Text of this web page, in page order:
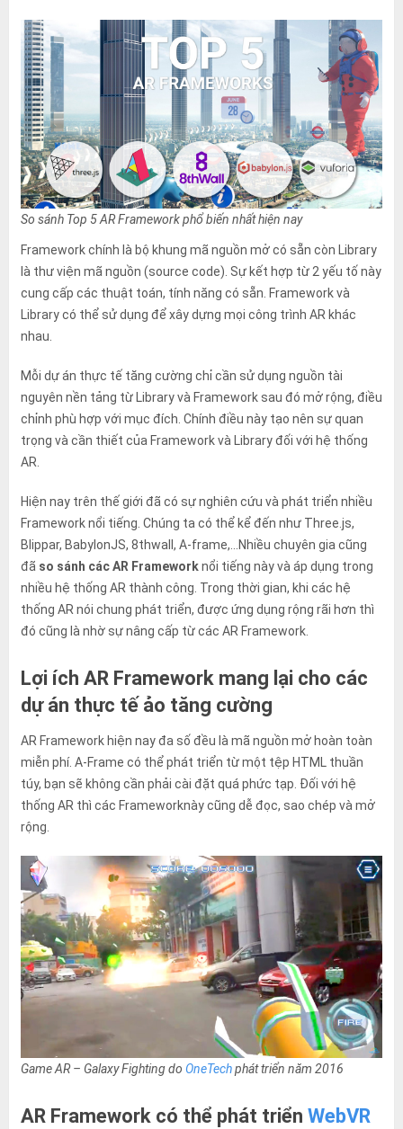
So sánh Top 5 AR Framework phổ biến nhất hiện nay
Framework chính là bộ khung mã nguồn mở có sẵn còn Library
là thư viện mã nguồn (source code). Sự kết hợp từ 2 yếu tố này
cung cấp các thuật toán, tính năng có sẵn. Framework và
Library có thể sử dụng để xây dựng mọi công trình AR khác
nhau.
Mỗi dự án thực tế tăng cường chỉ cần sử dụng nguồn tài
nguyên nền tảng từ Library và Framework sau đó mở rộng, điều
chỉnh phù hợp với mục đích. Chính điều này tạo nên sự quan
trọng và cần thiết của Framework và Library đối với hệ thống
AR.
Hiện nay trên thế giới đã có sự nghiên cứu và phát triển nhiều
Framework nổi tiếng. Chúng ta có thể kể đến như Three.js,
Blippar, BabylonJS, 8thwall, A-frame,…Nhiều chuyên gia cũng
đã so sánh các AR Frameworknổi tiếng này và áp dụng trong
nhiều hệ thống AR thành công. Trong thời gian, khi các hệ
thống AR nói chung phát triển, được ứng dụng rộng rãi hơn thì
đó cũng là nhờ sự nâng cấp từ các AR Framework.
Lợi ích AR Framework mang lại cho các
dự án thực tế ảo tăng cường
AR Framework hiện nay đa số đều là mã nguồn mở hoàn toàn
miễn phí. A-Frame có thể phát triển từ một tệp HTML thuần
túy, bạn sẽ không cần phải cài đặt quá phức tạp. Đối với hệ
thống AR thì các Frameworknày cũng dễ đọc, sao chép và mở
rộng.
Game AR – Galaxy Fighting do OneTechphát triển năm 2016
AR Framework có thể phát triển WebVR